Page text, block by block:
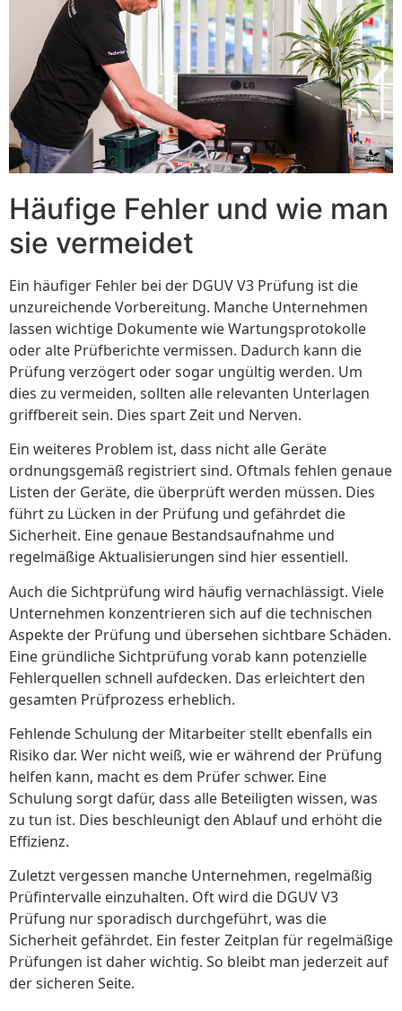
Häufige Fehler und wie man
sie vermeidet
Ein häufiger Fehler bei der DGUV V3 Prüfung ist die
unzureichende Vorbereitung. Manche Unternehmen
lassen wichtige Dokumente wie Wartungsprotokolle
oder alte Prüfberichte vermissen. Dadurch kann die
Prüfung verzögert oder sogar ungültig werden. Um
dies zu vermeiden, sollten alle relevanten Unterlagen
griffbereit sein. Dies spart Zeit und Nerven.
Ein weiteres Problem ist, dass nicht alle Geräte
ordnungsgemäß registriert sind. Oftmals fehlen genaue
Listen der Geräte, die überprüft werden müssen. Dies
führt zu Lücken in der Prüfung und gefährdet die
Sicherheit. Eine genaue Bestandsaufnahme und
regelmäßige Aktualisierungen sind hier essentiell.
Auch die Sichtprüfung wird häufig vernachlässigt. Viele
Unternehmen konzentrieren sich auf die technischen
Aspekte der Prüfung und übersehen sichtbare Schäden.
Eine gründliche Sichtprüfung vorab kann potenzielle
Fehlerquellen schnell aufdecken. Das erleichtert den
gesamten Prüfprozess erheblich.
Fehlende Schulung der Mitarbeiter stellt ebenfalls ein
Risiko dar. Wer nicht weiß, wie er während der Prüfung
helfen kann, macht es dem Prüfer schwer. Eine
Schulung sorgt dafür, dass alle Beteiligten wissen, was
zu tun ist. Dies beschleunigt den Ablauf und erhöht die
Effizienz.
Zuletzt vergessen manche Unternehmen, regelmäßig
Prüfintervalle einzuhalten. Oft wird die DGUV V3
Prüfung nur sporadisch durchgeführt, was die
Sicherheit gefährdet. Ein fester Zeitplan für regelmäßige
Prüfungen ist daher wichtig. So bleibt man jederzeit auf
der sicheren Seite.